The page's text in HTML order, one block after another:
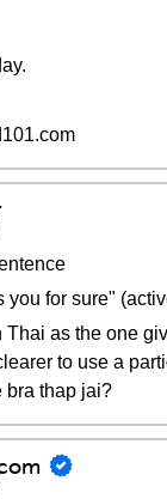
you for sure"
Thai as the one
to use a
bra thap jai?